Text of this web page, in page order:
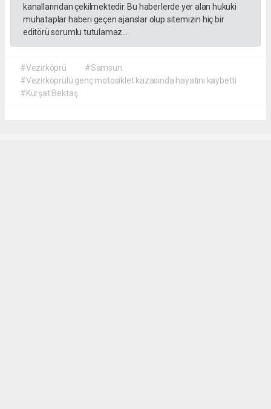
kanallarından çekilmektedir. Bu haberlerde yer alan hukuki
muhataplar haberi geçen ajanslar olup sitemizin hiç bir
editörü sorumlu tutulamaz...
#Vezirköprü
#Samsun
#Vezirköprülü genç motosiklet kazasında hayatını kaybetti
#Kürşat Bektaş